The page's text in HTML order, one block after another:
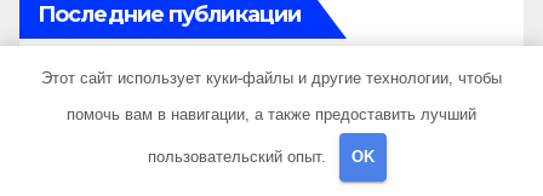
Последние публикации
Понятие и история эклектики в архитектуре и
дизайне интерьеров
Обзорная водная экскурсия по акватории бухты
Этот сайт использует куки-файлы и другие технологии, чтобы
помочь вам в навигации, а также предоставить лучший
пользовательский опыт. OK